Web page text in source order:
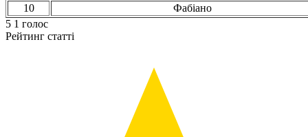
10
Фабіано
5 1 голос
Рейтинг статті